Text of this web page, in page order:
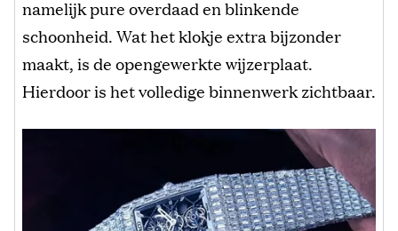
namelijk pure overdaad en blinkende
schoonheid. Wat het klokje extra bijzonder
maakt, is de opengewerkte wijzerplaat.
Hierdoor is het volledige binnenwerk zichtbaar.